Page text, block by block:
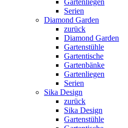
Gartenliegen
Serien
Diamond Garden
zurück
Diamond Garden
Gartenstühle
Gartentische
Gartenbänke
Gartenliegen
Serien
Sika Design
zurück
Sika Design
Gartenstühle